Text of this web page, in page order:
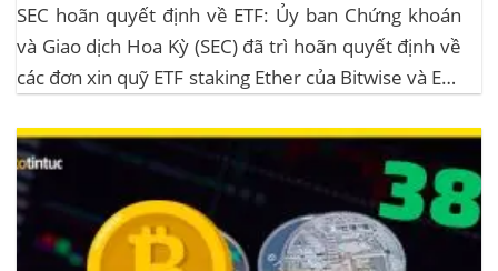
SEC hoãn quyết định về ETF: Ủy ban Chứng khoán
và Giao dịch Hoa Kỳ (SEC) đã trì hoãn quyết định về
các đơn xin quỹ ETF staking Ether của Bitwise và ETF
10/2025 để thu thập thêm ý kiến công...